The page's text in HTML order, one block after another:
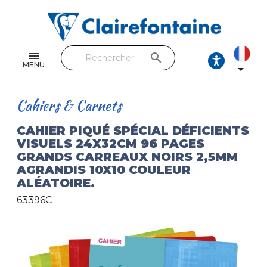
MENU
Feuilles & Copies
Beaux-arts & Dessin
Loisirs créatifs
Papiers cadeaux et emballages
Cuir & trousses
RETROUVEZ NOS COLLECTIONS
search

Cahiers & Carnets
CAHIER PIQUÉ SPÉCIAL DÉFICIENTS
VISUELS 24X32CM 96 PAGES
GRANDS CARREAUX NOIRS 2,5MM
AGRANDIS 10X10 COULEUR
ALÉATOIRE.
63396C